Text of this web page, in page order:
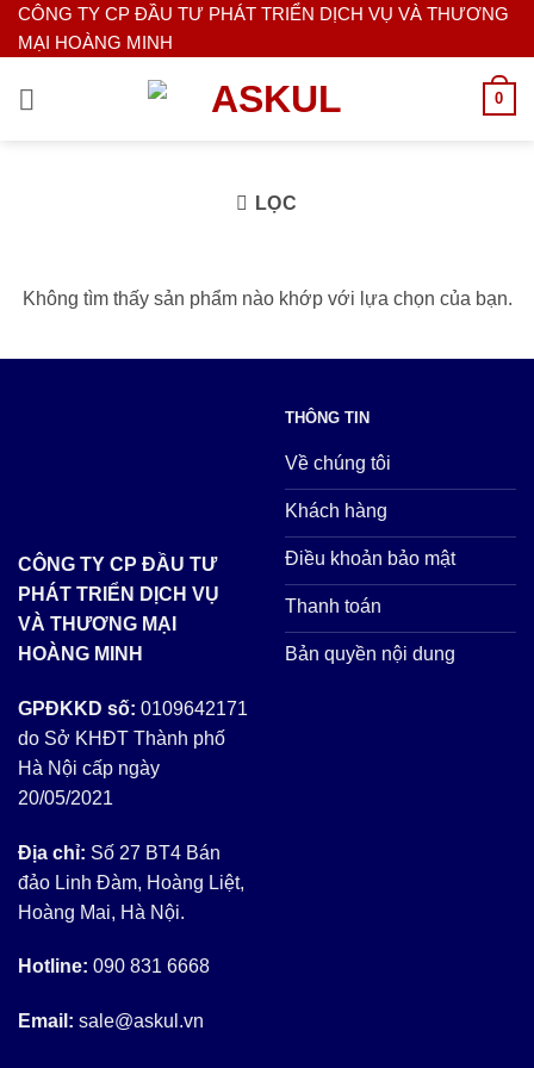
Bỏ
qua
CÔNG TY CP ĐẦU TƯ PHÁT TRIỂN DỊCH VỤ VÀ THƯƠNG
MẠI HOÀNG MINH
0
LỌC
Không tìm thấy sản phẩm nào khớp với lựa chọn của bạn.
CÔNG TY CP ĐẦU TƯ
PHÁT TRIỂN DỊCH VỤ
VÀ THƯƠNG MẠI
HOÀNG MINH
GPĐKKD số: 0109642171
do Sở KHĐT Thành phố
Hà Nội cấp ngày
20/05/2021
Địa chỉ: Số 27 BT4 Bán
đảo Linh Đàm, Hoàng Liệt,
Hoàng Mai, Hà Nội.
Hotline: 090 831 6668
Email: sale@askul.vn
THÔNG TIN
Về chúng tôi
Khách hàng
Điều khoản bảo mật
Thanh toán
Bản quyền nội dung